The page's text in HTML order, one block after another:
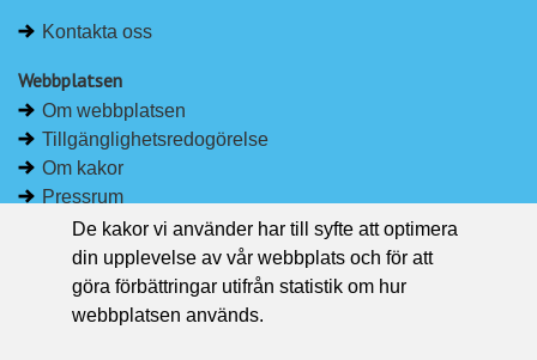
Kontakta oss
Webbplatsen
Om webbplatsen
Tillgänglighetsredogörelse
Om kakor
Pressrum
Håll dig uppdaterad
Följ Region Västernorrland på Facebook
Region Västernorrland i sociala medier
De kakor vi använder har till syfte att optimera
din upplevelse av vår webbplats och för att
göra förbättringar utifrån statistik om hur
webbplatsen används.